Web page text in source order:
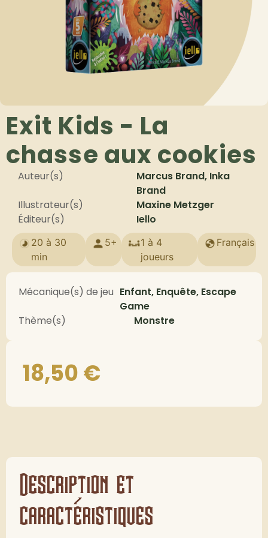
Exit Kids - La
chasse aux cookies
Auteur(s)
Marcus Brand, Inka
Brand
Illustrateur(s)
Maxine Metzger
Éditeur(s)
Iello
20 à 30
min
5+
1 à 4
joueurs
Français
Mécanique(s) de jeu Enfant, Enquête, Escape
Game
Thème(s)
Monstre
18,50€
Description et
caractéristiques